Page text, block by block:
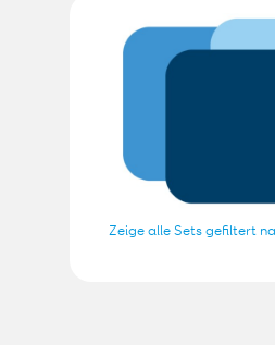
Zeige alle Sets gefiltert